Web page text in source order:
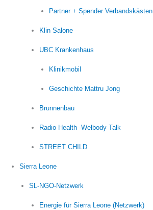
Partner + Spender Verbandskästen
Klin Salone
UBC Krankenhaus
Klinikmobil
Geschichte Mattru Jong
Brunnenbau
Radio Health -Welbody Talk
STREET CHILD
Sierra Leone
SL-NGO-Netzwerk
Energie für Sierra Leone (Netzwerk)